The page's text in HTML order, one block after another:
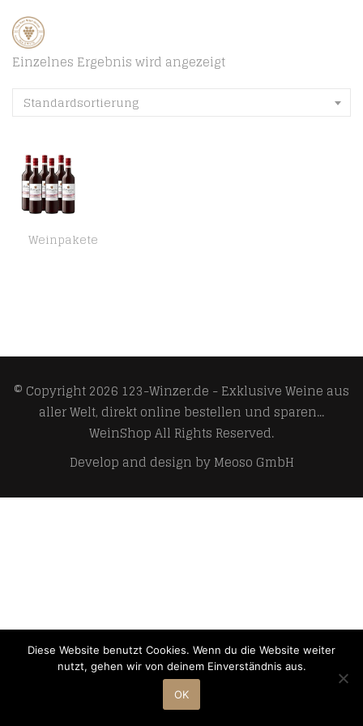
Einzelnes Ergebnis wird angezeigt
Standardsortierung
Weinpakete
© Copyright 2026 123-Winzer.de - Exklusive Weine aus
aller Welt, direkt online bestellen und sparen...
WeinShopAll Rights Reserved.
Develop and design byMeoso GmbH
Diese Website benutzt Cookies. Wenn du die Website weiter
nutzt, gehen wir von deinem Einverständnis aus.
OK